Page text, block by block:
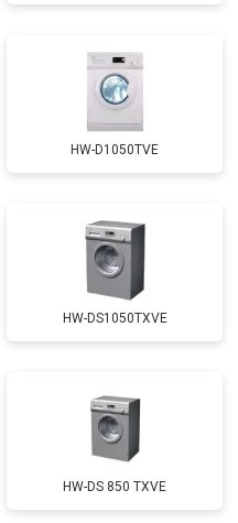
HW-D1050TVE
HW-DS1050TXVE
HW-DS 850 TXVE